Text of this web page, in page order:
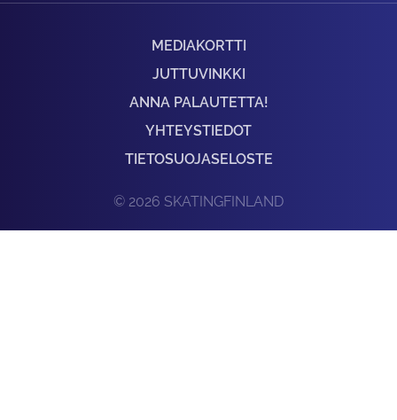
MEDIAKORTTI
JUTTUVINKKI
ANNA PALAUTETTA!
YHTEYSTIEDOT
TIETOSUOJASELOSTE
© 2026 SKATINGFINLAND